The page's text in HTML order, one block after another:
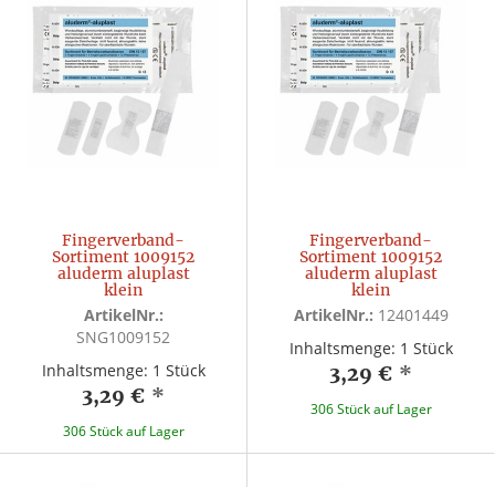
Fingerverband-
Sortiment 1009152
aluderm aluplast
klein
ArtikelNr.:
SNG1009152
Inhaltsmenge: 1 Stück
3,29 € *
306 Stück auf Lager
Fingerverband-
Sortiment 1009152
aluderm aluplast
klein
ArtikelNr.: 12401449
Inhaltsmenge: 1 Stück
3,29 € *
306 Stück auf Lager